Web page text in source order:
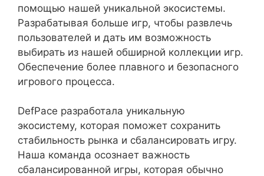
помощью нашей уникальной экосистемы.
Разрабатывая больше игр, чтобы развлечь
пользователей и дать им возможность
выбирать из нашей обширной коллекции игр.
Обеспечение более плавного и безопасного
игрового процесса.
DefPace разработала уникальную
экосистему, которая поможет сохранить
стабильность рынка и сбалансировать игру.
Наша команда осознает важность
сбалансированной игры, которая обычно